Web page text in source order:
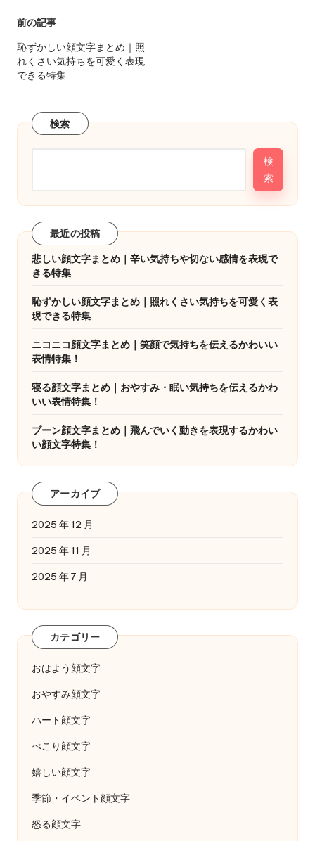
Post
前の記事
恥ずかしい顔文字まとめ｜照
れくさい気持ちを可愛く表現
できる特集
検索
検
索
最近の投稿
悲しい顔文字まとめ｜辛い気持ちや切ない感情を表現で
きる特集
恥ずかしい顔文字まとめ｜照れくさい気持ちを可愛く表
現できる特集
ニコニコ顔文字まとめ｜笑顔で気持ちを伝えるかわいい
表情特集！
寝る顔文字まとめ｜おやすみ・眠い気持ちを伝えるかわ
いい表情特集！
ブーン顔文字まとめ｜飛んでいく動きを表現するかわい
い顔文字特集！
アーカイブ
2025 年 12 月
2025 年 11 月
2025 年 7 月
カテゴリー
おはよう顔文字
おやすみ顔文字
ハート顔文字
ぺこり顔文字
嬉しい顔文字
季節・イベント顔文字
怒る顔文字